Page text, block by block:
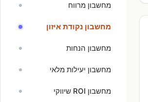
מחשבון מרווח
מחשבון נקודת איזון
מחשבון הנחות
מחשבון יעילות מלאי
מחשבון ROI שיווקי